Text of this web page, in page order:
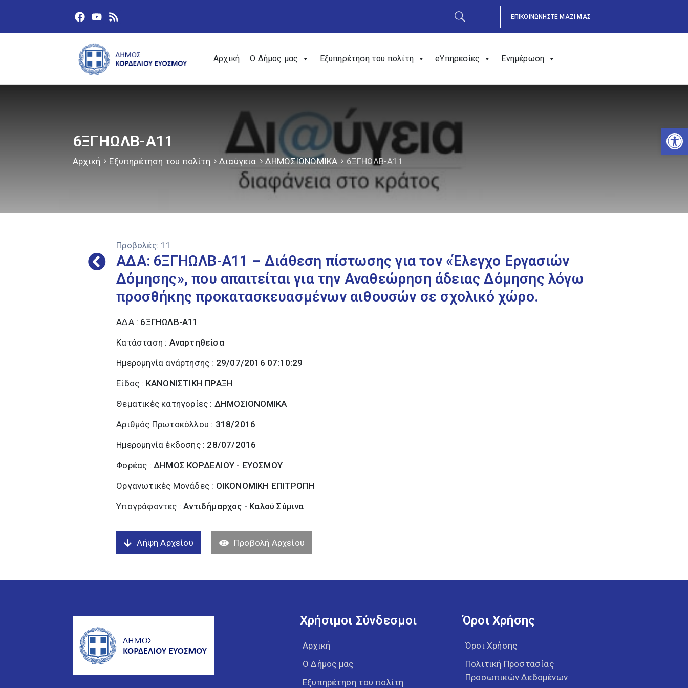
ΕΠΙΚΟΙΝΩΝΗΣΤΕ ΜΑΖΙ ΜΑΣ
Αρχική Ο Δήμος μας Εξυπηρέτηση του πολίτη eΥπηρεσίες Ενημέρωση
6ΞΓΗΩΛΒ-Α11
Αρχική Εξυπηρέτηση του πολίτη Διαύγεια ΔΗΜΟΣΙΟΝΟΜΙΚΑ 6ΞΓΗΩΛΒ-Α11
Προβολές: 11
ΑΔΑ: 6ΞΓΗΩΛΒ-Α11 – Διάθεση πίστωσης για τον «Έλεγχο Εργασιών
Δόμησης», που απαιτείται για την Αναθεώρηση άδειας Δόμησης λόγω
προσθήκης προκατασκευασμένων αιθουσών σε σχολικό χώρο.
ΑΔΑ : 6ΞΓΗΩΛΒ-Α11
Κατάσταση : Αναρτηθείσα
Ημερομηνία ανάρτησης : 29/07/2016 07:10:29
Είδος : ΚΑΝΟΝΙΣΤΙΚΗ ΠΡΑΞΗ
Θεματικές κατηγορίες : ΔΗΜΟΣΙΟΝΟΜΙΚΑ
Αριθμός Πρωτοκόλλου : 318/2016
Ημερομηνία έκδοσης : 28/07/2016
Φορέας :ΔΗΜΟΣ ΚΟΡΔΕΛΙΟΥ - ΕΥΟΣΜΟΥ
Οργανωτικές Μονάδες : ΟΙΚΟΝΟΜΙΚΗ ΕΠΙΤΡΟΠΗ
Υπογράφοντες :Αντιδήμαρχος - Καλού Σύµινα
Λήψη Αρχείου Προβολή Αρχείου
Χρήσιμοι Σύνδεσμοι
Αρχική
Ο Δήμος μας
Εξυπηρέτηση του πολίτη
Όροι Χρήσης
Όροι Χρήσης
Πολιτική Προστασίας
Προσωπικών Δεδομένων